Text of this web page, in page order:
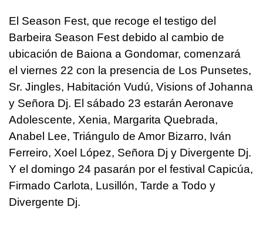
El Season Fest, que recoge el testigo del
Barbeira Season Fest debido al cambio de
ubicación de Baiona a Gondomar, comenzará
el viernes 22 con la presencia de Los Punsetes,
Sr. Jingles, Habitación Vudú, Visions of Johanna
y Señora Dj. El sábado 23 estarán Aeronave
Adolescente, Xenia, Margarita Quebrada,
Anabel Lee, Triángulo de Amor Bizarro, Iván
Ferreiro, Xoel López, Señora Dj y Divergente Dj.
Y el domingo 24 pasarán por el festival Capicúa,
Firmado Carlota, Lusillón, Tarde a Todo y
Divergente Dj.